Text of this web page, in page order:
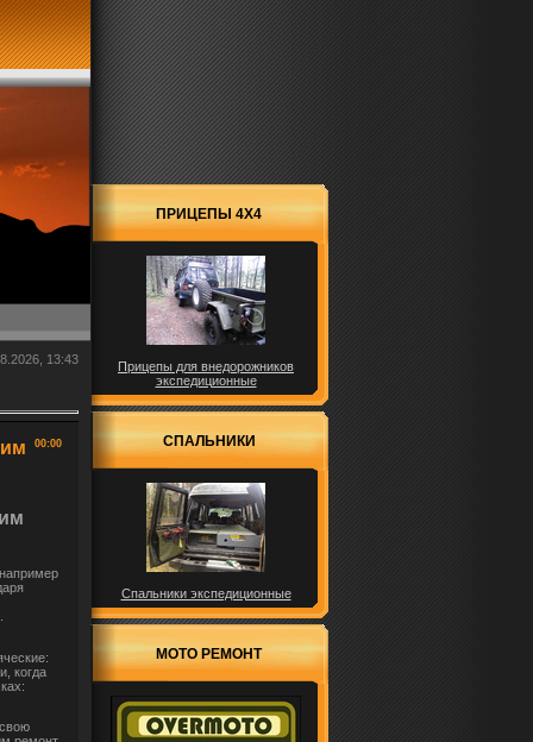
13:43
00:00
когда
ПРИЦЕПЫ 4X4
Прицепы для внедорожников
экспедиционные
СПАЛЬНИКИ
Спальники экспедиционные
МОТО РЕМОНТ